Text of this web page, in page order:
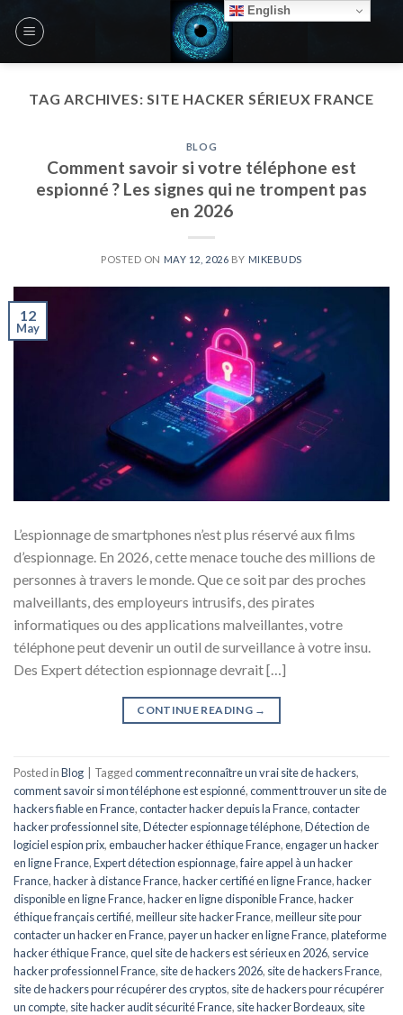
TAG ARCHIVES:SITE HACKER SÉRIEUX FRANCE
BLOG
Comment savoir si votre téléphone est
espionné ? Les signes qui ne trompent pas
en 2026
POSTED ON MAY 12, 2026 BY MIKEBUDS
12
May
L’espionnage de smartphones n’est plus réservé aux films
d’espionnage. En 2026, cette menace touche des millions de
personnes à travers le monde. Que ce soit par des proches
malveillants, des employeurs intrusifs, des pirates
informatiques ou des applications malveillantes, votre
téléphone peut devenir un outil de surveillance à votre insu.
Des Expert détection espionnage devrait […]
CONTINUE READING →
Posted inBlog Taggedcomment reconnaître un vrai site de hackers,
comment savoir si mon téléphone est espionné,comment trouver un site de
hackers fiable en France,contacter hacker depuis la France,contacter
hacker professionnel site,Détecter espionnage téléphone,Détection de
logiciel espion prix,embaucher hacker éthique France,engager un hacker
en ligne France,Expert détection espionnage,faire appel à un hacker
France,hacker à distance France,hacker certifié en ligne France,hacker
disponible en ligne France,hacker en ligne disponible France,hacker
éthique français certifié,meilleur site hacker France,meilleur site pour
contacter un hacker en France,payer un hacker en ligne France,plateforme
hacker éthique France,quel site de hackers est sérieux en 2026, service
hacker professionnel France, site de hackers 2026, site de hackers France,
site de hackers pour récupérer des cryptos, site de hackers pour récupérer
un compte, site hacker audit sécurité France, site hacker Bordeaux, site
English